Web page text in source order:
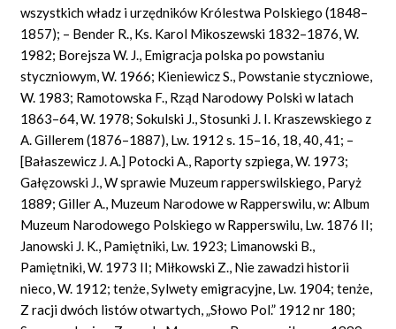
wszystkich władz i urzędników Królestwa Polskiego (1848–
1857); – Bender R., Ks. Karol Mikoszewski 1832–1876, W.
1982; Borejsza W. J., Emigracja polska po powstaniu
styczniowym, W. 1966; Kieniewicz S., Powstanie styczniowe,
W. 1983; Ramotowska F., Rząd Narodowy Polski w latach
1863–64, W. 1978; Sokulski J., Stosunki J. I. Kraszewskiego z
A. Gillerem (1876–1887), Lw. 1912 s. 15–16, 18, 40, 41; –
[Bałaszewicz J. A.] Potocki A., Raporty szpiega, W. 1973;
Gałęzowski J., W sprawie Muzeum rapperswilskiego, Paryż
1889; Giller A., Muzeum Narodowe w Rapperswilu, w: Album
Muzeum Narodowego Polskiego w Rapperswilu, Lw. 1876 II;
Janowski J. K., Pamiętniki, Lw. 1923; Limanowski B.,
Pamiętniki, W. 1973 II; Miłkowski Z., Nie zawadzi historii
nieco, W. 1912; tenże, Sylwety emigracyjne, Lw. 1904; tenże,
Z racji dwóch listów otwartych, „Słowo Pol.” 1912 nr 180;